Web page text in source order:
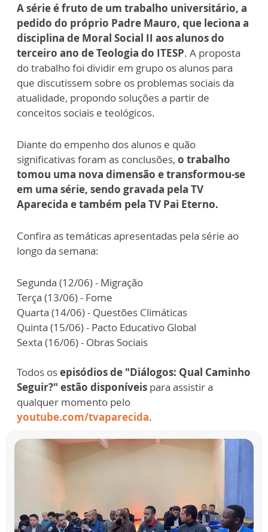
A série é fruto de um trabalho universitário, a
pedido do próprio Padre Mauro, que leciona a
disciplina de Moral Social II aos alunos do
terceiro ano de Teologia do ITESP. A proposta
do trabalho foi dividir em grupo os alunos para
que discutissem sobre os problemas sociais da
atualidade, propondo soluções a partir de
conceitos sociais e teológicos.
Diante do empenho dos alunos e quão
significativas foram as conclusões, o trabalho
tomou uma nova dimensão e transformou-se
em uma série, sendo gravada pela TV
Aparecida e também pela TV Pai Eterno.
Confira as temáticas apresentadas pela série ao
longo da semana:
Segunda (12/06) - Migração
Terça (13/06) - Fome
Quarta (14/06) - Questões Climáticas
Quinta (15/06) - Pacto Educativo Global
Sexta (16/06) - Obras Sociais
Todos osepisódios de "Diálogos: Qual Caminho
Seguir?" estão disponíveis para assistir a
qualquer momento pelo
youtube.com/tvaparecida.